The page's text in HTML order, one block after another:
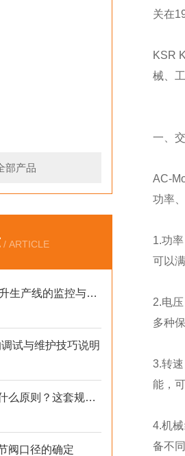
部产品
/ ARTICLE
EGE传感器如何提升生产线的监控与管理效率？
试与维护技巧说明
安全阀设置该遵循什么原则？这套规定值得回顾！
阀口径的确定
关在
KSR
械、
一、
AC-
功率
1.功
可以
2.电
多种
3.转
能，
4.机
备不